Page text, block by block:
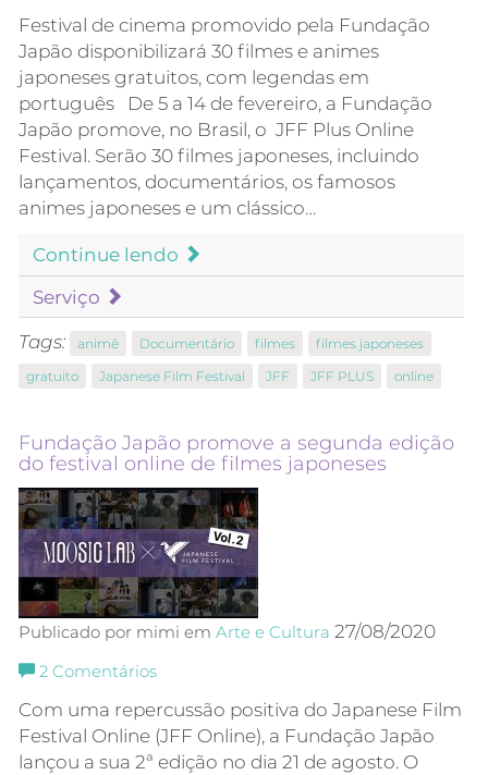
Festival de cinema promovido pela Fundação
Japão disponibilizará 30 filmes e animes
japoneses gratuitos, com legendas em
português De 5 a 14 de fevereiro, a Fundação
Japão promove, no Brasil, o JFF Plus Online
Festival. Serão 30 filmes japoneses, incluindo
lançamentos, documentários, os famosos
animes japoneses e um clássico…
Continue lendo
Serviço
Tags: animê Documentário filmes
filmes japoneses
gratuito
Japanese Film Festival JFF JFF PLUS online
Fundação Japão promove a segunda edição
do festival online de filmes japoneses
Publicado por mimi em Arte e Cultura 27/08/2020
2 Comentários
Com uma repercussão positiva do Japanese Film
Festival Online (JFF Online), a Fundação Japão
lançou a sua 2ª edição no dia 21 de agosto. O